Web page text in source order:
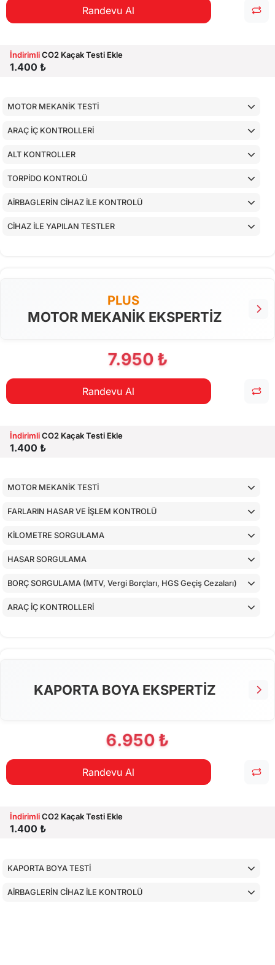
Randevu Al
İndirimliCO2 Kaçak Testi Ekle
1.400 ₺
MOTOR MEKANİK TESTİ
ARAÇ İÇ KONTROLLERİ
ALT KONTROLLER
TORPİDO KONTROLÜ
AİRBAGLERİN CİHAZ İLE KONTROLÜ
CİHAZ İLE YAPILAN TESTLER
PLUS
MOTOR MEKANİK EKSPERTİZ
7.950 ₺
Randevu Al
İndirimliCO2 Kaçak Testi Ekle
1.400 ₺
MOTOR MEKANİK TESTİ
FARLARIN HASAR VE İŞLEM KONTROLÜ
KİLOMETRE SORGULAMA
HASAR SORGULAMA
BORÇ SORGULAMA (MTV, Vergi Borçları, HGS Geçiş Cezaları)
ARAÇ İÇ KONTROLLERİ
KAPORTA BOYA EKSPERTİZ
6.950 ₺
Randevu Al
İndirimliCO2 Kaçak Testi Ekle
1.400 ₺
KAPORTA BOYA TESTİ
AİRBAGLERİN CİHAZ İLE KONTROLÜ